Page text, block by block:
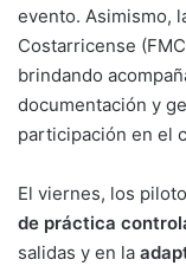
evento. Asimismo,
Costarricense
brindando
documentación y
participación en el
El viernes, los
de práctica
salidas y en la